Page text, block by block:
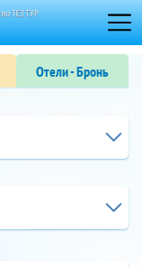
Отели - Бронь